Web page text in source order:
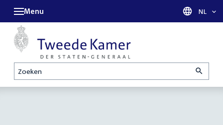
Zoeken
Menu Taal
NL